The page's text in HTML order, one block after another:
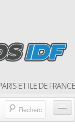
ET ILE DE FRANCE